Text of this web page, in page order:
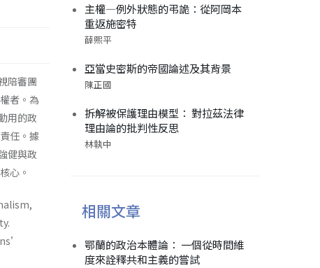
陪審團
者。為
用的政
任。據
健與政
心。
主權—例外狀態的弔詭：從阿岡本
重返施密特
薛熙平
亞當史密斯的帝國論述及其背景
陳正國
拆解被保護理由模型： 對拉茲法律
理由論的批判性反思
林執中
相關文章
鄂蘭的政治本體論： 一個從時間維
度來詮釋共和主義的嘗試